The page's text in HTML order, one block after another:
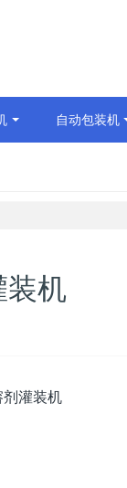
自动包装机
机